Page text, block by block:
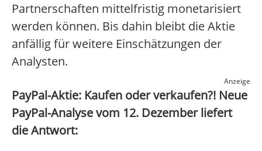
Partnerschaften mittelfristig monetarisiert
werden können. Bis dahin bleibt die Aktie
anfällig für weitere Einschätzungen der
Analysten.
Anzeige
PayPal-Aktie: Kaufen oder verkaufen?! Neue
PayPal-Analyse vom 12. Dezember liefert
die Antwort: